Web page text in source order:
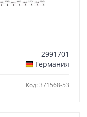
2991701
Германия
Код: 371568-53